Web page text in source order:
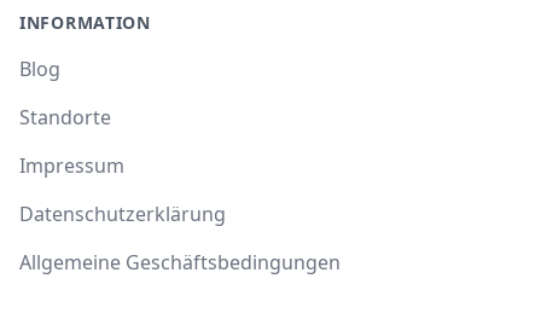
INFORMATION
Blog
Standorte
Impressum
Datenschutzerklärung
Allgemeine Geschäftsbedingungen